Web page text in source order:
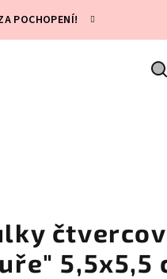
POCHOPENÍ!
5,5x5,5